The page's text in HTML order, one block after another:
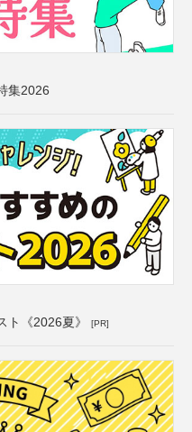
集2026
ト《2026夏》 [PR]